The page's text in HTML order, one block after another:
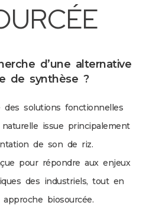
d’une alternative
de synthèse ?
des solutions fonctionnelles
issue principalement
de son de riz.
pour répondre aux enjeux
des industriels, tout en
biosourcée.